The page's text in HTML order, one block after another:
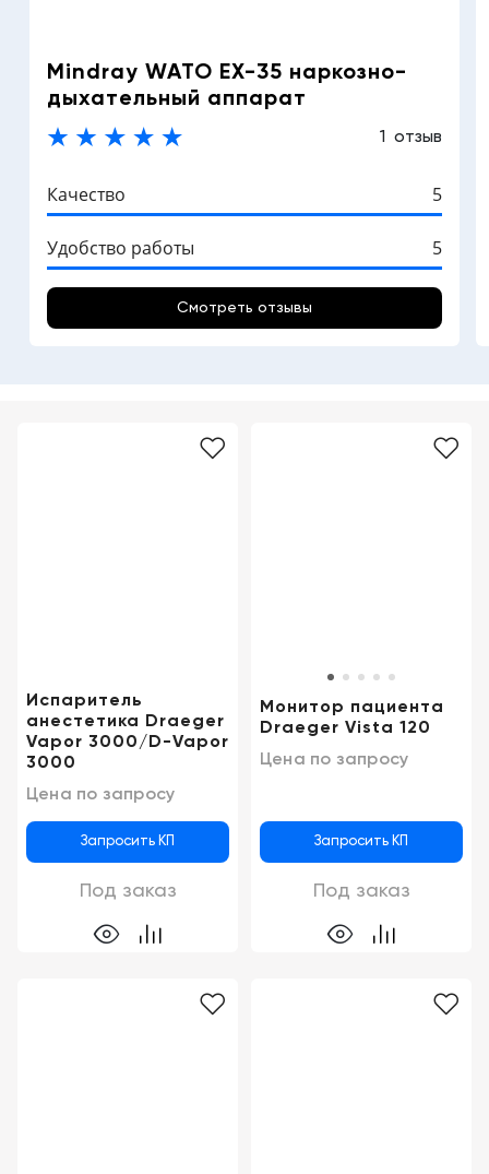
Mindray WATO EX-35 наркозно-
дыхательный аппарат
1 отзыв
Качество 5
Удобство работы 5
Смотреть отзывы
Испаритель
анестетика Draeger
Vapor 3000/D-Vapor
3000
Цена по запросу
Запросить КП
Под заказ
Монитор пациента
Draeger Vista 120
Цена по запросу
Запросить КП
Под заказ